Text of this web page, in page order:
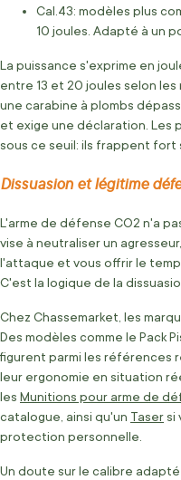
Cal.43: modèles plus
10 joules. Adapté à un
La puissance s'exprime en
entre 13 et 20 joules selon
une carabine à plombs
et exige une déclaration.
sous ce seuil: ils frappent fort
Dissuasion et légitime
L'arme de défense CO2 n'a
vise à neutraliser un
l'attaque et vous offrir le
C'est la logique de la
Chez Chassemarket, les
Des modèles comme le Pack
figurent parmi les références
leur ergonomie en situation
les Munitions pour arme de
catalogue, ainsi qu'un Taser si
protection personnelle.
Un doute sur le calibre